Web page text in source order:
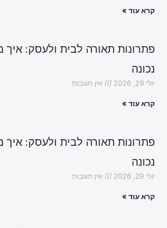
קרא עוד »
פתרונות תאורה לבית ולעסק: איך
נכונה
אין תגובות
קרא עוד »
פתרונות תאורה לבית ולעסק: איך
נכונה
אין תגובות
קרא עוד »